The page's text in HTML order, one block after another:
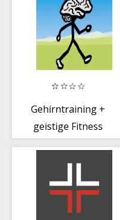
Gehirntraining +
geistige Fitness